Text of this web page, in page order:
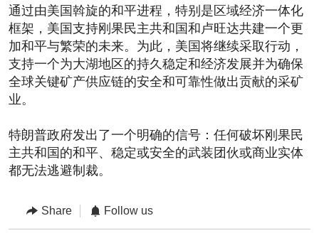
通过由美国斡旋的和平进程，特别是区域经济一体化
框架，美国支持刚果民主共和国和卢旺达共建一个更
加和平与繁荣的未来。为此，美国将继续采取行动，
支持一个为大湖地区的持久稳定和经济发展并为确保
全球关键矿产供应链的安全和可靠性做出贡献的采矿
业。
特朗普政府发出了一个明确的信号：任何破坏刚果民
主共和国的和平、稳定或安全的武装团伙或商业实体
都无法逃避制裁。
Share Follow us